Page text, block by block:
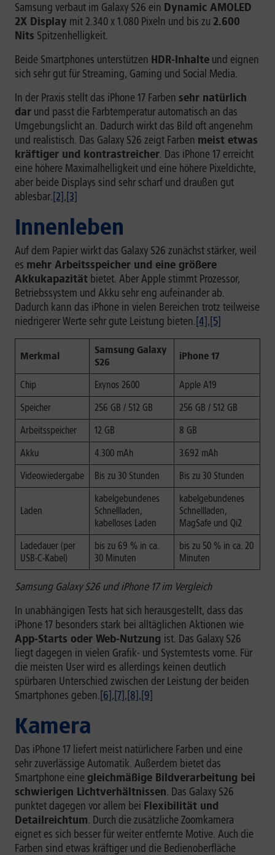
Samsung verbaut im Galaxy S26 ein Dynamic AMOLED
2X Display mit 2.340 x 1.080 Pixeln und bis zu 2.600
Nits Spitzenhelligkeit.
Beide Smartphones unterstützen HDR-Inhalte und eignen
sich sehr gut für Streaming, Gaming und Social Media.
In der Praxis stellt das iPhone 17 Farben sehr natürlich
dar und passt die Farbtemperatur automatisch an das
Umgebungslicht an. Dadurch wirkt das Bild oft angenehm
und realistisch. Das Galaxy S26 zeigt Farben meist etwas
kräftiger und kontrastreicher. Das iPhone 17 erreicht
eine höhere Maximalhelligkeit und eine höhere Pixeldichte,
aber beide Displays sind sehr scharf und draußen gut
ablesbar.[2],[3]
Innenleben
Auf dem Papier wirkt das Galaxy S26 zunächst stärker, weil
es mehr Arbeitsspeicher und eine größere
Akkukapazität bietet. Aber Apple stimmt Prozessor,
Betriebssystem und Akku sehr eng aufeinander ab.
Dadurch kann das iPhone in vielen Bereichen trotz teilweise
niedrigerer Werte sehr gute Leistung bieten.[4],[5]
Merkmal
Samsung Galaxy
S26
iPhone 17
Chip Exynos 2600
Apple A19
Speicher
256 GB / 512 GB
256 GB / 512 GB
Arbeitsspeicher
12 GB
8 GB
Akku
4.300 mAh
3.692 mAh
Videowiedergabe
Bis zu 30 Stunden Bis zu 30 Stunden
Laden
kabelgebundenes
Schnellladen,
kabelloses Laden
kabelgebundenes
Schnellladen,
MagSafe und Qi2
Ladedauer (per
USB-C-Kabel)
bis zu 69 % in ca.
30 Minuten
bis zu 50 % in ca. 20
Minuten
Samsung Galaxy S26 und iPhone 17 im Vergleich
In unabhängigen Tests hat sich herausgestellt, dass das
iPhone 17 besonders stark bei alltäglichen Aktionen wie
App-Starts oder Web-Nutzung ist. Das Galaxy S26
liegt dagegen in vielen Grafik- und Systemtests vorne. Für
die meisten User wird es allerdings keinen deutlich
spürbaren Unterschied zwischen der Leistung der beiden
Smartphones geben.[6],[7],[8],[9]
Kamera
Das iPhone 17 liefert meist natürlichere Farben und eine
sehr zuverlässige Automatik. Außerdem bietet das
Smartphone einegleichmäßige Bildverarbeitung bei
schwierigen Lichtverhältnissen. Das Galaxy S26
punktet dagegen vor allem bei Flexibilität und
Detailreichtum. Durch die zusätzliche Zoomkamera
eignet es sich besser für weiter entfernte Motive. Auch die
Farben sind etwas kräftiger und die Bedienoberfläche